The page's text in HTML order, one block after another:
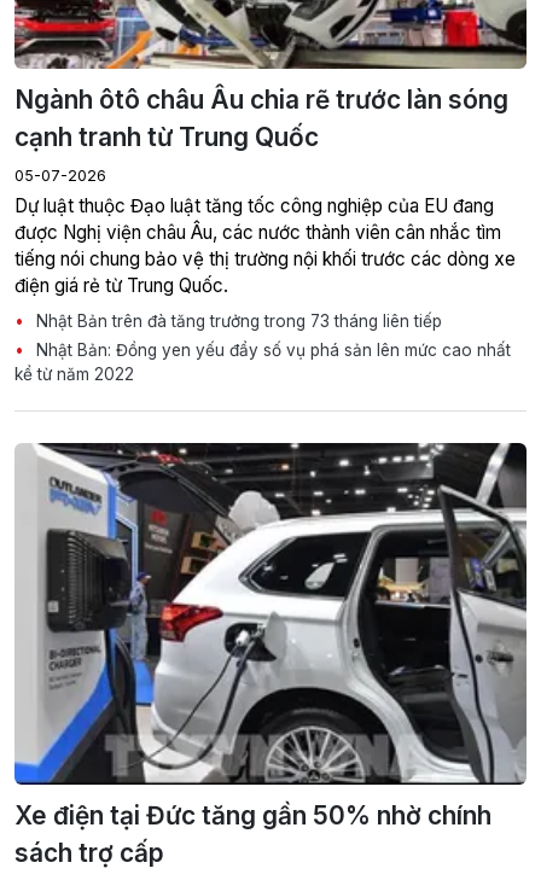
Ngành ôtô châu Âu chia rẽ trước làn sóng
cạnh tranh từ Trung Quốc
05-07-2026
Dự luật thuộc Đạo luật tăng tốc công nghiệp của EU đang
được Nghị viện châu Âu, các nước thành viên cân nhắc tìm
tiếng nói chung bảo vệ thị trường nội khối trước các dòng xe
điện giá rẻ từ Trung Quốc.
Nhật Bản trên đà tăng trưởng trong 73 tháng liên tiếp
Nhật Bản: Đồng yen yếu đẩy số vụ phá sản lên mức cao nhất
kể từ năm 2022
Xe điện tại Đức tăng gần 50% nhờ chính
sách trợ cấp